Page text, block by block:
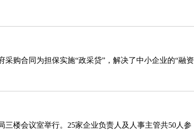
购合同为担保实施“政采贷”，解决了中小企业的“融资
楼会议室举行。25家企业负责人及人事主管共50人参